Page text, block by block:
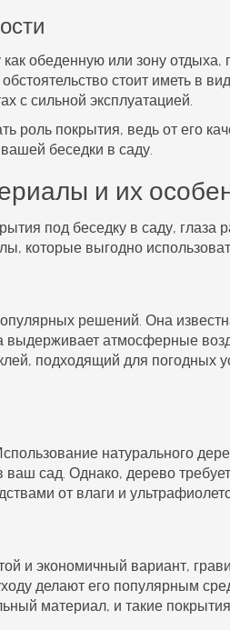
обеденную или зону
стоит иметь в
с сильной эксплуатацией.
роль покрытия, ведь от его
беседки в саду.
и их
под беседку в саду, глаза
которые выгодно
решений. Она
атмосферные
подходящий для погодных
натурального
сад. Однако, дерево
от влаги и
и экономичный вариант,
делают его популярным
материал, и такие